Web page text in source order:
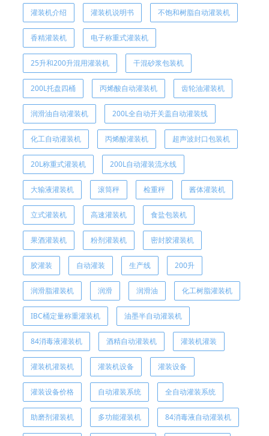
灌装机介绍 灌装机说明书 不饱和树脂自动灌装机
香精灌装机 电子称重式灌装机
25升和200升混用灌装机 干混砂浆包装机
200L托盘四桶 丙烯酸自动灌装机 齿轮油灌装机
润滑油自动灌装机 200L全自动开关盖自动灌装线
化工自动灌装机 丙烯酸灌装机 超声波封口包装机
20L称重式灌装机 200L自动灌装流水线
大输液灌装机 滚筒秤 检重秤 酱体灌装机
立式灌装机 高速灌装机 食盐包装机
果酒灌装机 粉剂灌装机 密封胶灌装机
胶灌装 自动灌装 生产线 200升
润滑脂灌装机 润滑 润滑油 化工树脂灌装机
IBC桶定量称重灌装机 油墨半自动灌装机
84消毒液灌装机 酒精自动灌装机 灌装机灌装
灌装机灌装机 灌装机设备 灌装设备
灌装设备价格 自动灌装系统 全自动灌装系统
助磨剂灌装机 多功能灌装机 84消毒液自动灌装机